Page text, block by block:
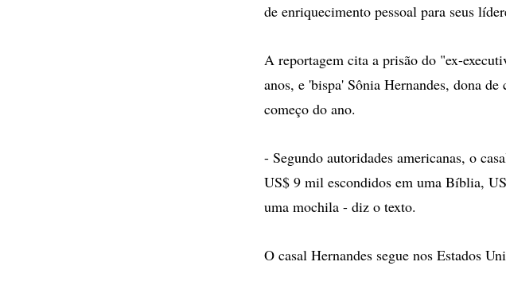
de enriquecimento pessoal para seus
A reportagem cita a prisão do "ex-
anos, e 'bispa' Sônia Hernandes, dona
começo do ano.
- Segundo autoridades americanas, o
US$ 9 mil escondidos em uma Bíblia,
uma mochila - diz o texto.
O casal Hernandes segue nos Estados